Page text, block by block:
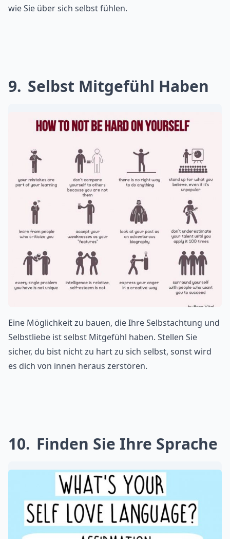
wie Sie über sich selbst fühlen.
9 Selbst Mitgefühl Haben
Eine Möglichkeit zu bauen, die Ihre Selbstachtung und
Selbstliebe ist selbst Mitgefühl haben. Stellen Sie
sicher, du bist nicht zu hart zu sich selbst, sonst wird
es dich von innen heraus zerstören.
10 Finden Sie Ihre Sprache